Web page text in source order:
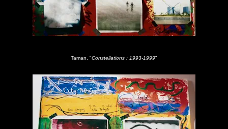
Taman, "Constellations : 1993-1999"